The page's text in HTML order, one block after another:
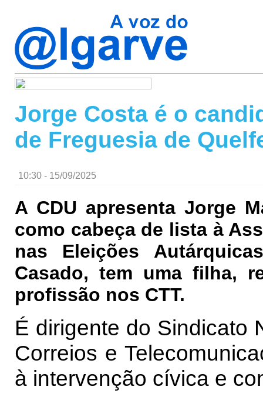
Jorge Costa é o
de Freguesia de
10:30 - 15/09/2025
A CDU apresenta Jorge
como cabeça de lista à
nas Eleições
Casado, tem uma filha,
profissão nos CTT.
É dirigente do Sindicato
Correios e
à intervenção cívica e